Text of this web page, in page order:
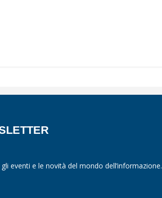
eventi e le novità del mondo dell’informazione.